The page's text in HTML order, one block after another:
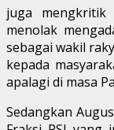
juga mengkritik
menolak
sebagai wakil
kepada
apalagi di masa
Sedangkan